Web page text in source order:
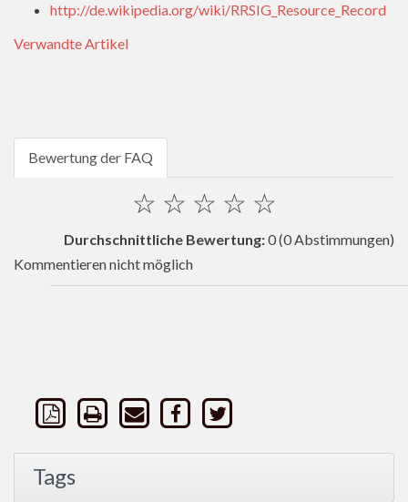
http://de.wikipedia.org/wiki/RRSIG_Resource_Record
Verwandte Artikel
Bewertung der FAQ
☆
☆
☆
☆
☆
Durchschnittliche Bewertung:0(0 Abstimmungen)
Kommentieren nicht möglich
Tags